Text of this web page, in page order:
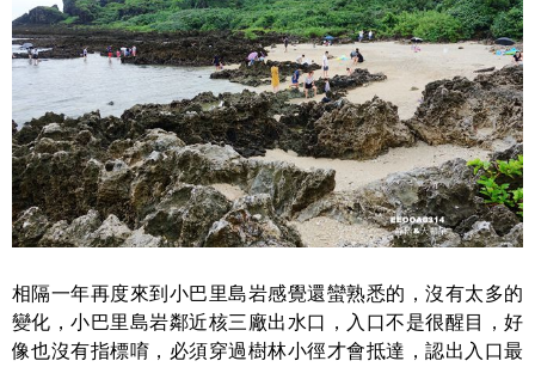
相隔一年再度來到小巴里島岩感覺還蠻熟悉的，沒有太多的
變化，小巴里島岩鄰近核三廠出水口，入口不是很醒目，好
像也沒有指標唷，必須穿過樹林小徑才會抵達，認出入口最